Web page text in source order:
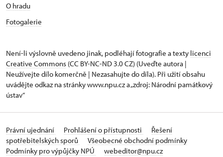
O hradu
Fotogalerie
Není-li výslovně uvedeno jinak, podléhají fotografie a texty licenci
Creative Commons (CC BY-NC-ND 3.0 CZ) (Uveďte autora |
Neužívejte dílo komerčně | Nezasahujte do díla). Při užití obsahu
uvádějte odkaz na stránky www.npu.cz a „zdroj: Národní památkový
ústav“
Právní ujednání Prohlášení o přístupnosti
Řešení
spotřebitelských sporů
Všeobecné obchodní podmínky
Podmínky pro výpůjčky NPÚ
webeditor@npu.cz